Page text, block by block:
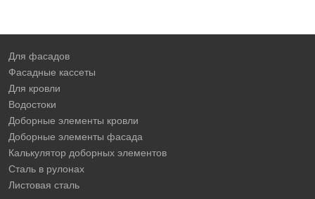
Для фасадов
Фасадные кассеты
Для кровли
Водостоки
Доборные элементы кровли
Доборные элементы фасада
Калькулятор доборных элементов
Сталь в рулонах
Листовая сталь